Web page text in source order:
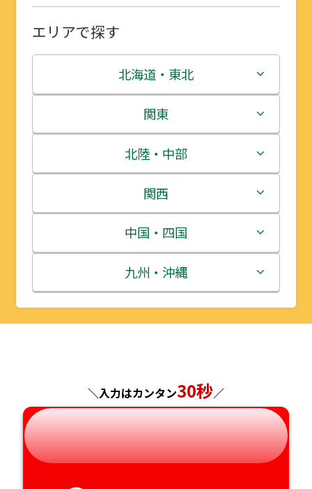
エリアで探す
北海道・東北
北海道
青森県
岩手県
宮城県
秋田県
山形県
関東
茨城県
栃木県
群馬県
埼玉県
千葉県
神奈川県
北陸・中部
新潟県
富山県
石川県
福井県
長野県
岐阜県
静岡県
関西
三重県
滋賀県
京都府
兵庫県
奈良県
和歌山県
中国・四国
鳥取県
島根県
広島県
山口県
徳島県
九州・沖縄
福岡県
長崎県
熊本県
大分県
＼入力はカンタン30秒／